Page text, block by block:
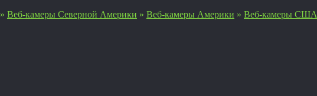
» Веб-камеры Северной Америки » Веб-камеры Америки » Веб-камеры США